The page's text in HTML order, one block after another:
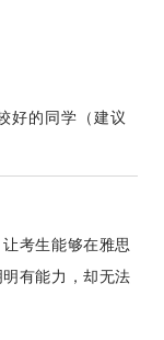
好的同学（建议
考生能够在雅思
有能力，却无法